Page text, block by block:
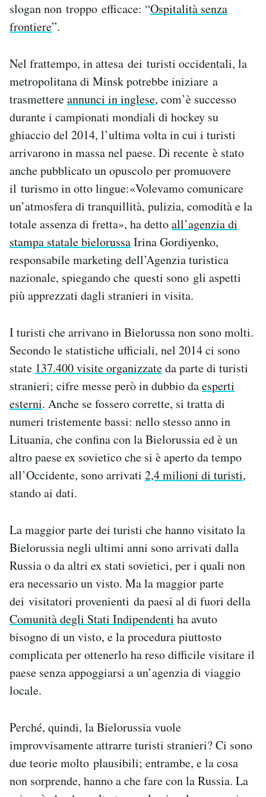
slogan non troppo efficace: “Ospitalità senza
frontiere”.
Nel frattempo, in attesa dei turisti occidentali, la
metropolitana di Minsk potrebbe iniziare a
trasmettereannunci in inglese, com’è successo
durante i campionati mondiali di hockey su
ghiaccio del 2014, l’ultima volta in cui i turisti
arrivarono in massa nel paese. Di recente è stato
anche pubblicato un opuscolo per promuovere
il turismo in otto lingue:«Volevamo comunicare
un’atmosfera di tranquillità, pulizia, comodità e la
totale assenza di fretta», ha dettoall’agenzia di
stampa statale bielorussaIrina Gordiyenko,
responsabile marketing dell’Agenzia turistica
nazionale, spiegando che questi sono gli aspetti
più apprezzati dagli stranieri in visita.
I turisti che arrivano in Bielorussa non sono molti.
Secondo le statistiche ufficiali, nel 2014 ci sono
state 137.400 visite organizzateda parte di turisti
stranieri; cifre messe però in dubbio daesperti
esterni. Anche se fossero corrette, si tratta di
numeri tristemente bassi: nello stesso anno in
Lituania, che confina con la Bielorussia ed è un
altro paese ex sovietico che si è aperto da tempo
all’Occidente, sono arrivati 2,4 milioni di turisti,
stando ai dati.
La maggior parte dei turisti che hanno visitato la
Bielorussia negli ultimi anni sono arrivati dalla
Russia o da altri ex stati sovietici, per i quali non
era necessario un visto. Ma la maggior parte
dei visitatori provenienti da paesi al di fuori della
Comunità degli Stati Indipendenti ha avuto
bisogno di un visto, e la procedura piuttosto
complicata per ottenerlo ha reso difficile visitare il
paese senza appoggiarsi a un’agenzia di viaggio
locale.
Perché, quindi, la Bielorussia vuole
improvvisamente attrarre turisti stranieri? Ci sono
due teorie molto plausibili; entrambe, e la cosa
non sorprende, hanno a che fare con la Russia. La